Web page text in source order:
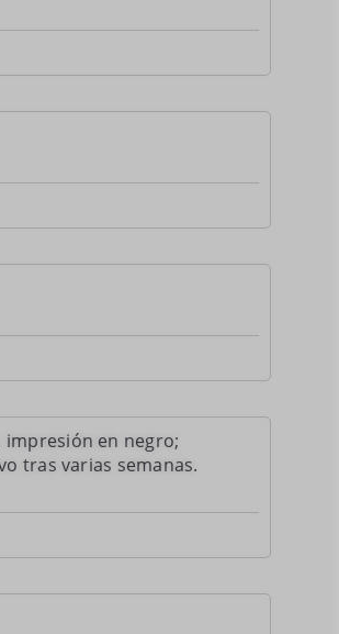
en negro;
tras varias semanas.